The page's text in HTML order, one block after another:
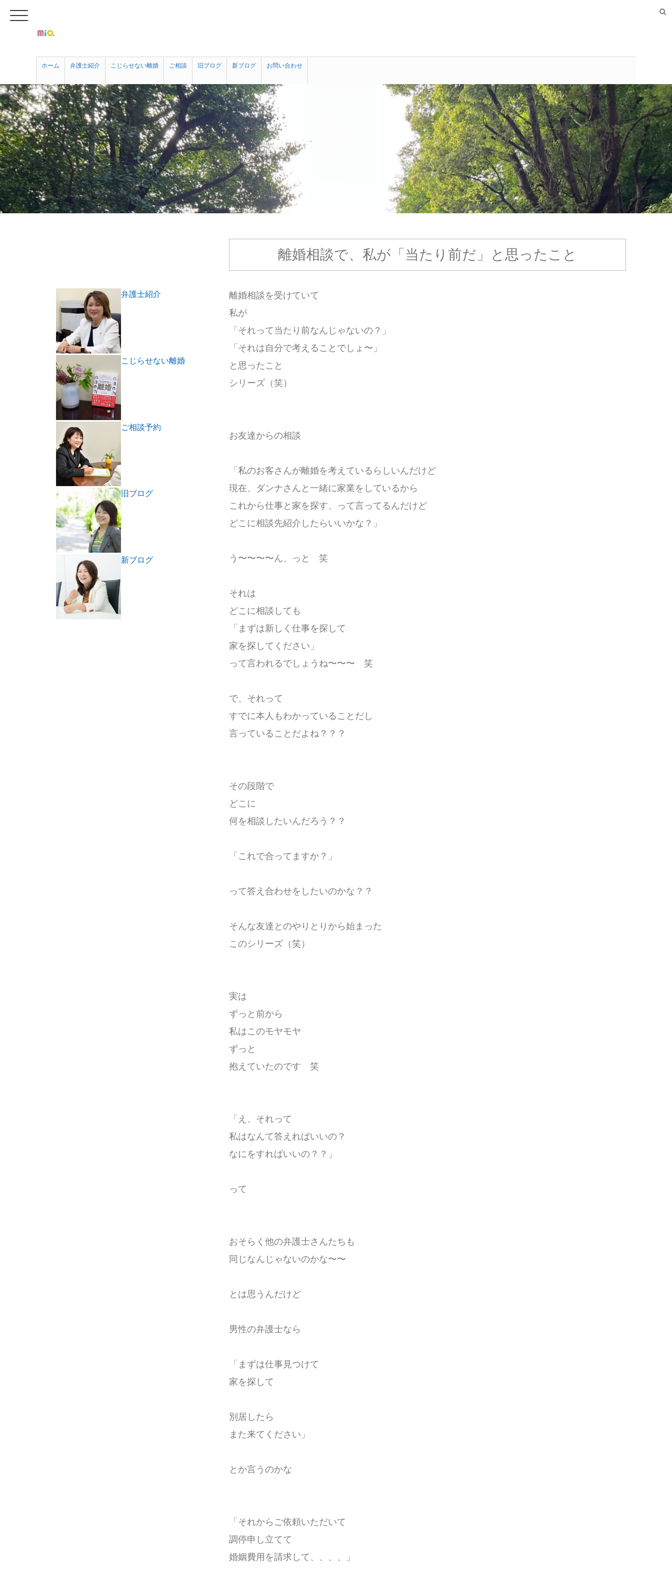
ホーム 弁護士紹介 こじらせない離婚 ご相談 旧ブログ 新ブログ お問い合わせ
離婚相談で、私が「当たり前だ」と思ったこと
離婚相談を受けていて
私が
「それって当たり前なんじゃないの？」
「それは自分で考えることでしょ〜」
と思ったこと
シリーズ（笑）
お友達からの相談
「私のお客さんが離婚を考えているらしいんだけど
現在、ダンナさんと一緒に家業をしているから
これから仕事と家を探す、って言ってるんだけど
どこに相談先紹介したらいいかな？」
う〜〜〜〜ん、っと 笑
それは
どこに相談しても
「まずは新しく仕事を探して
家を探してください」
って言われるでしょうね〜〜〜 笑
で、それって
すでに本人もわかっていることだし
言っていることだよね？？？
その段階で
どこに
何を相談したいんだろう？？
「これで合ってますか？」
って答え合わせをしたいのかな？？
そんな友達とのやりとりから始まった
このシリーズ（笑）
実は
ずっと前から
私はこのモヤモヤ
ずっと
抱えていたのです 笑
「え、それって
私はなんて答えればいいの？
なにをすればいいの？？」
って
おそらく他の弁護士さんたちも
同じなんじゃないのかな〜〜
とは思うんだけど
男性の弁護士なら
「まずは仕事見つけて
家を探して
別居したら
また来てください」
とか言うのかな
「それからご依頼いただいて
調停申し立てて
婚姻費用を請求して、、、、」
弁護士紹介
こじらせない離婚
ご相談予約
旧ブログ
新ブログ